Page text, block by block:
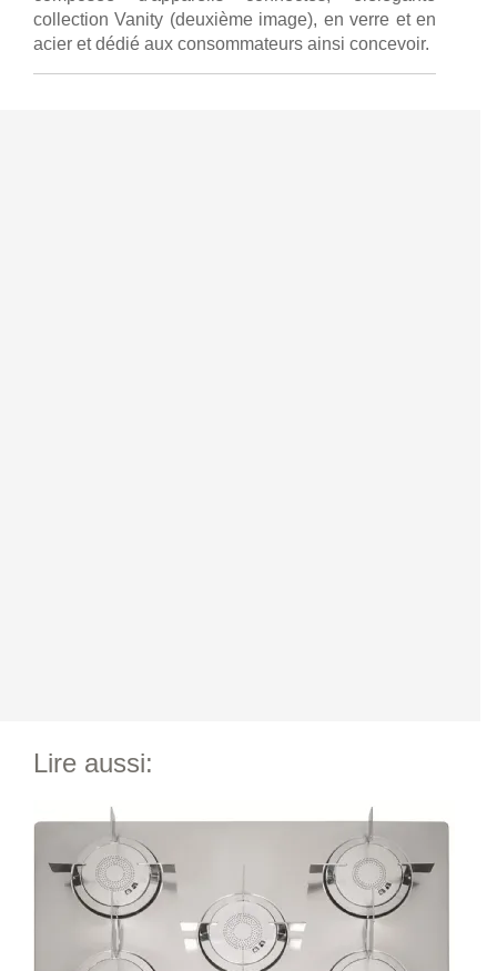
collection Vanity (deuxième image), en verre et en
acier et dédié aux consommateurs ainsi concevoir.
Lire aussi: